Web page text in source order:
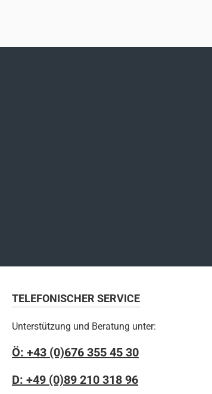
TELEFONISCHER SERVICE
Unterstützung und Beratung unter:
Ö: +43 (0)676 355 45 30
D: +49 (0)89 210 318 96